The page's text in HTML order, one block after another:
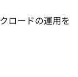
ロードの運用を